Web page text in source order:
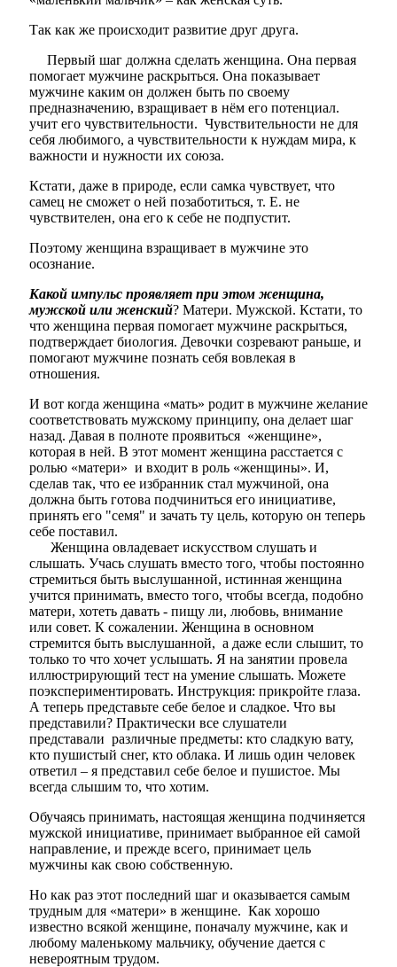
Так как же происходит развитие друг друга.
Первый шаг должна сделать женщина. Она первая
помогает мужчине раскрыться. Она показывает
мужчине каким он должен быть по своему
предназначению, взращивает в нём его потенциал.
учит его чувствительности. Чувствительности не для
себя любимого, а чувствительности к нуждам мира, к
важности и нужности их союза.
Кстати, даже в природе, если самка чувствует, что
самец не сможет о ней позаботиться, т. Е. не
чувствителен, она его к себе не подпустит.
Поэтому женщина взращивает в мужчине это
осознание.
Какой импульс проявляет при этом женщина,
мужской или женский? Матери. Мужской. Кстати, то
что женщина первая помогает мужчине раскрыться,
подтверждает биология. Девочки созревают раньше, и
помогают мужчине познать себя вовлекая в
отношения.
И вот когда женщина «мать» родит в мужчине желание
соответствовать мужскому принципу, она делает шаг
назад. Давая в полноте проявиться «женщине»,
которая в ней. В этот момент женщина расстается с
ролью «матери» и входит в роль «женщины». И,
сделав так, что ее избранник стал мужчиной, она
должна быть готова подчиниться его инициативе,
принять его "семя" и зачать ту цель, которую он теперь
себе поставил.
Женщина овладевает искусством слушать и
слышать. Учась слушать вместо того, чтобы постоянно
стремиться быть выслушанной, истинная женщина
учится принимать, вместо того, чтобы всегда, подобно
матери, хотеть давать - пищу ли, любовь, внимание
или совет. К сожалении. Женщина в основном
стремится быть выслушанной, а даже если слышит, то
только то что хочет услышать. Я на занятии провела
иллюстрирующий тест на умение слышать. Можете
поэкспериментировать. Инструкция: прикройте глаза.
А теперь представьте себе белое и сладкое. Что вы
представили? Практически все слушатели
представали различные предметы: кто сладкую вату,
кто пушистый снег, кто облака. И лишь один человек
ответил – я представил себе белое и пушистое. Мы
всегда слышим то, что хотим.
Обучаясь принимать, настоящая женщина подчиняется
мужской инициативе, принимает выбранное ей самой
направление, и прежде всего, принимает цель
мужчины как свою собственную.
Но как раз этот последний шаг и оказывается самым
трудным для «матери» в женщине. Как хорошо
известно всякой женщине, поначалу мужчине, как и
любому маленькому мальчику, обучение дается с
невероятным трудом.